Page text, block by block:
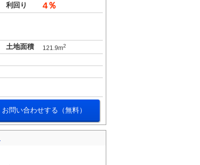
利回り 4％
土地面積 121.9m2
お問い合わせする（無料）